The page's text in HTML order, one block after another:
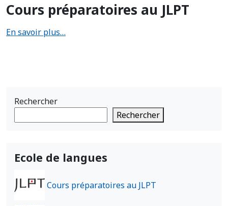
Cours préparatoires au JLPT
En savoir plus…
Rechercher
Rechercher
Ecole de langues
Cours préparatoires au JLPT